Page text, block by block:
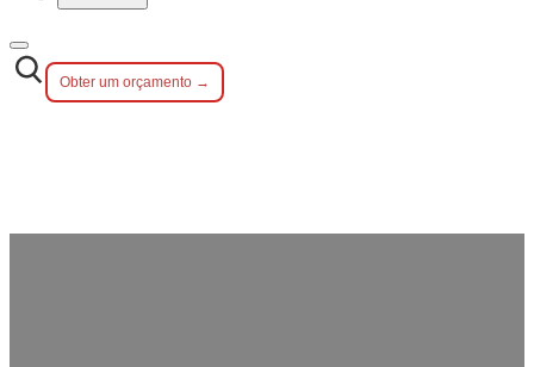
Obter um orçamento →